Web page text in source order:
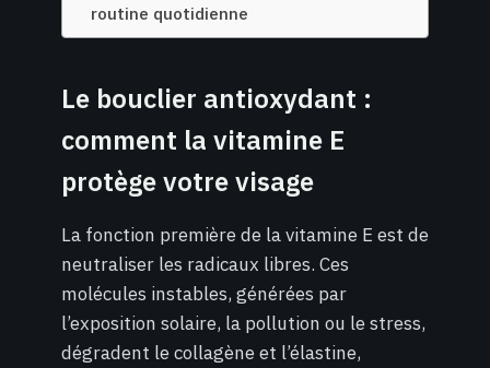
routine quotidienne
Le bouclier antioxydant :
comment la vitamine E
protège votre visage
La fonction première de la vitamine E est de
neutraliser les radicaux libres. Ces
molécules instables, générées par
l’exposition solaire, la pollution ou le stress,
dégradent le collagène et l’élastine,